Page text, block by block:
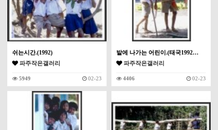
쉬는시간.(1992)
파주작은갤러리
5949 02-23
밭에 나가는 어린이.(태국1992…
파주작은갤러리
4406 02-23